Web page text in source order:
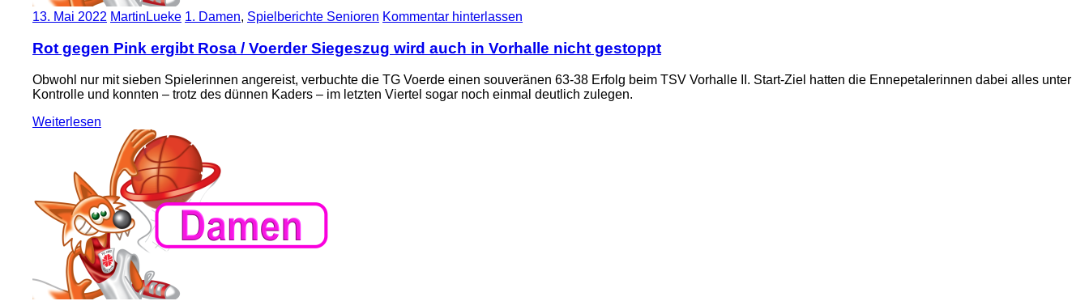
13. Mai 2022 MartinLueke 1. Damen, Spielberichte Senioren Kommentar hinterlassen
Rot gegen Pink ergibt Rosa / Voerder Siegeszug wird auch in Vorhalle nicht gestoppt
Obwohl nur mit sieben Spielerinnen angereist, verbuchte die TG Voerde einen souveränen 63-38 Erfolg beim TSV Vorhalle II. Start-Ziel hatten die Ennepetalerinnen dabei alles unter
Kontrolle und konnten – trotz des dünnen Kaders – im letzten Viertel sogar noch einmal deutlich zulegen.
Weiterlesen